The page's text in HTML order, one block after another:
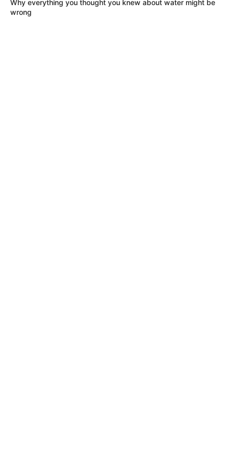
favor, active las notificaciones de Alerta.
Why everything you thought you knew about water might be
wrong